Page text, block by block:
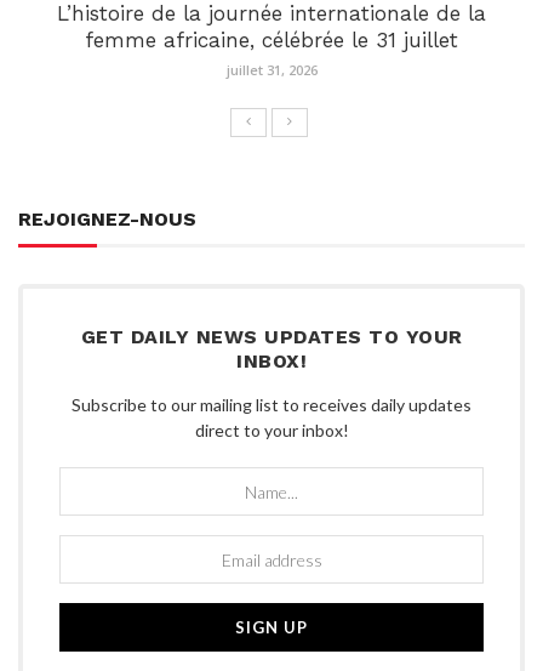
L’histoire de la journée internationale de la
femme africaine, célébrée le 31 juillet
juillet 31, 2026
REJOIGNEZ-NOUS
GET DAILY NEWS UPDATES TO YOUR
INBOX!
Subscribe to our mailing list to receives daily updates
direct to your inbox!